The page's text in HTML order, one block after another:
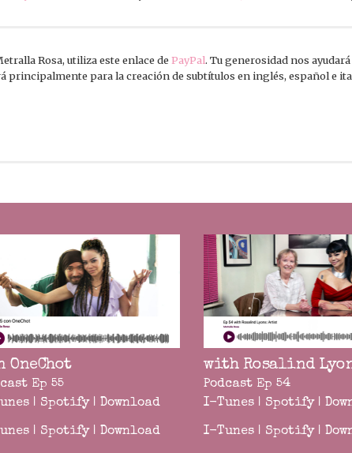
Rosa, utiliza este enlace de PayPal. Tu generosidad nos
principalmente para la creación de subtítulos en inglés, español e
OneChot
Ep 55
| Spotify| Download
| Spotify| Download
with Rosalind
Podcast Ep 54
I-Tunes | Spotify|
I-Tunes | Spotify|